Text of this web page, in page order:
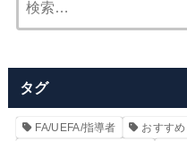
タグ
FA/UEFA/指導者 おすすめ